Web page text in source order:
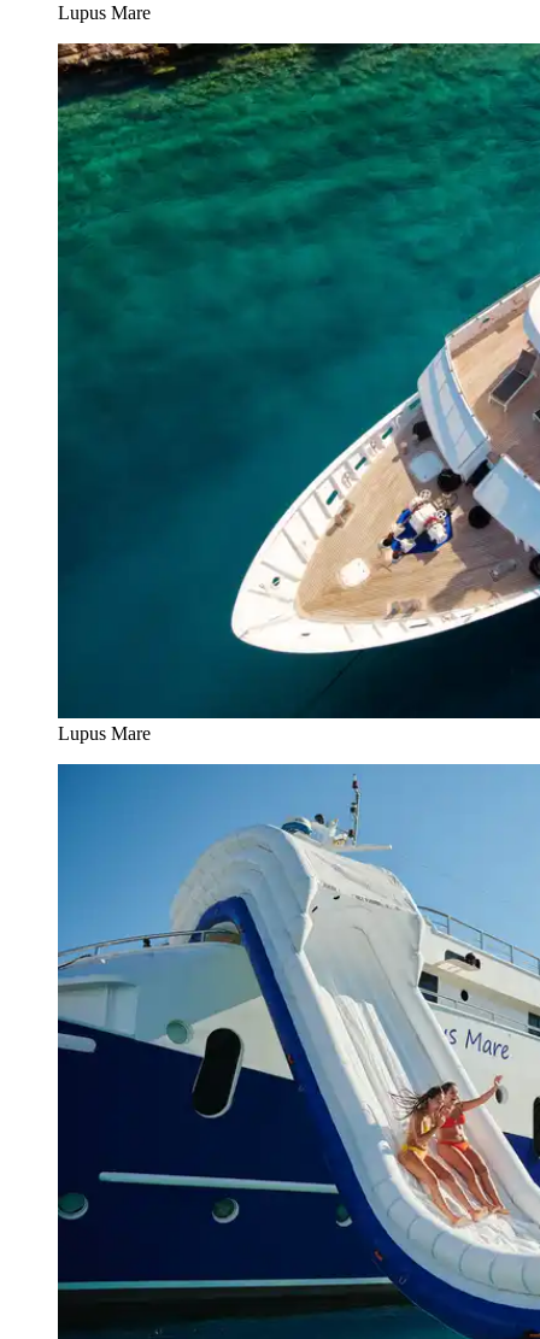
Lupus Mare
Lupus Mare